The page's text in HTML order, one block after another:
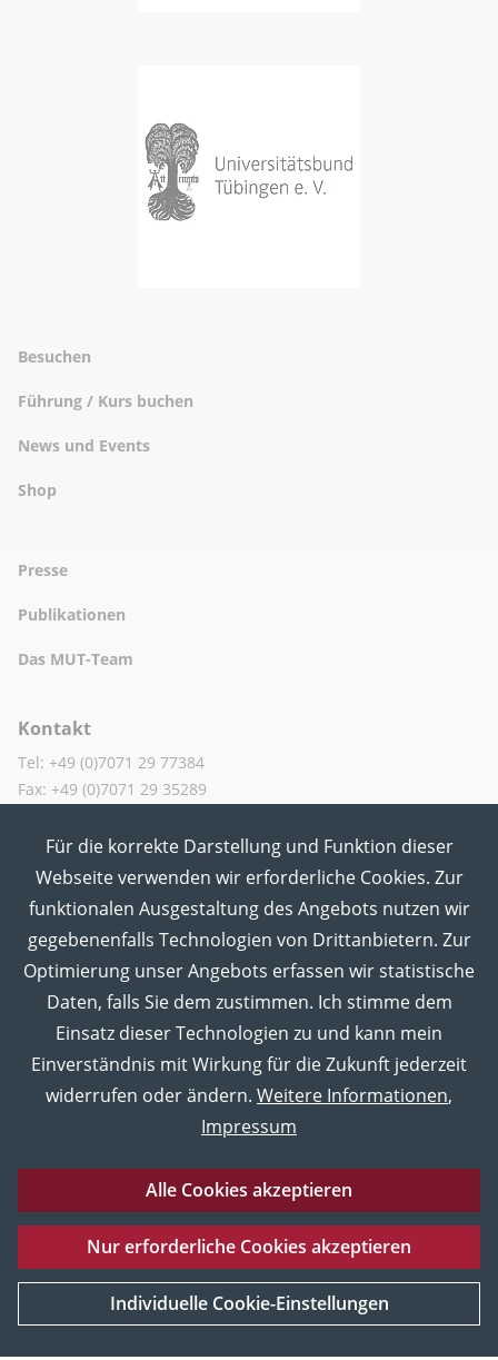
UNESCO
Weltkulturerbe
[Mehr Informationen]
Besuchen
Führung / Kurs buchen
News und Events
Shop
Presse
Publikationen
Das MUT-Team
Kontakt
Tel: +49 (0)7071 29 77384
Fax: +49 (0)7071 29 35289
MUT in den Sozialen Medien
Eberhard Karls Universität Tübingen Impressum
Datenschutz Barrierefreiheitserklärung Sitemap
Service und Material
Für die korrekte Darstellung und Funktion dieser
Webseite verwenden wir erforderliche Cookies. Zur
funktionalen Ausgestaltung des Angebots nutzen wir
gegebenenfalls Technologien von Drittanbietern. Zur
Optimierung unser Angebots erfassen wir statistische
Daten, falls Sie dem zustimmen. Ich stimme dem
Einsatz dieser Technologien zu und kann mein
Einverständnis mit Wirkung für die Zukunft jederzeit
widerrufen oder ändern. Weitere Informationen,
Impressum
Alle Cookies akzeptieren
Nur erforderliche Cookies akzeptieren
Individuelle Cookie-Einstellungen